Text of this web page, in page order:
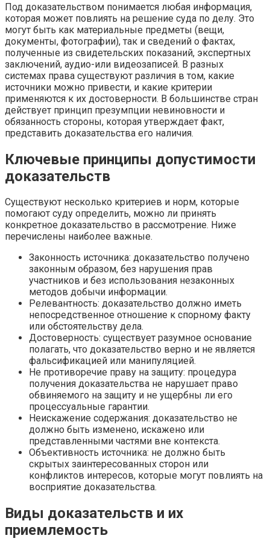
Под доказательством понимается любая информация,
которая может повлиять на решение суда по делу. Это
могут быть как материальные предметы (вещи,
документы, фотографии), так и сведений о фактах,
полученные из свидетельских показаний, экспертных
заключений, аудио-или видеозаписей. В разных
системах права существуют различия в том, какие
источники можно привести, и какие критерии
применяются к их достоверности. В большинстве стран
действует принцип презумпции невиновности и
обязанность стороны, которая утверждает факт,
представить доказательства его наличия.
Ключевые принципы допустимости
доказательств
Существуют несколько критериев и норм, которые
помогают суду определить, можно ли принять
конкретное доказательство в рассмотрение. Ниже
перечислены наиболее важные.
Законность источника: доказательство получено
законным образом, без нарушения прав
участников и без использования незаконных
методов добычи информации.
Релевантность: доказательство должно иметь
непосредственное отношение к спорному факту
или обстоятельству дела.
Достоверность: существует разумное основание
полагать, что доказательство верно и не является
фальсификацией или манипуляцией.
Не противоречие праву на защиту: процедура
получения доказательства не нарушает право
обвиняемого на защиту и не ущербны ли его
процессуальные гарантии.
Неискажение содержания: доказательство не
должно быть изменено, искажено или
представленными частями вне контекста.
Объективность источника: не должно быть
скрытых заинтересованных сторон или
конфликтов интересов, которые могут повлиять на
восприятие доказательства.
Виды доказательств и их
приемлемость